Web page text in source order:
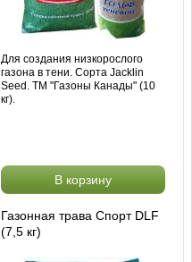
Для создания низкорослого
газона в тени. Сорта Jacklin
Seed. ТМ "Газоны Канады" (10
кг).
В корзину
Газонная трава Спорт DLF
(7,5 кг)